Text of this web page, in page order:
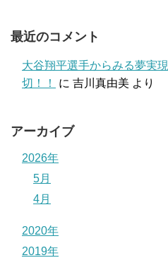
最近のコメント
大谷翔平選手からみる夢実
切！！
に 吉川真由美 より
アーカイブ
2026年
5月
4月
2020年
2019年